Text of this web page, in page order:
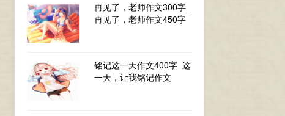
再见了，老师作文300字_
再见了，老师作文450字
铭记这一天作文400字_这
一天，让我铭记作文